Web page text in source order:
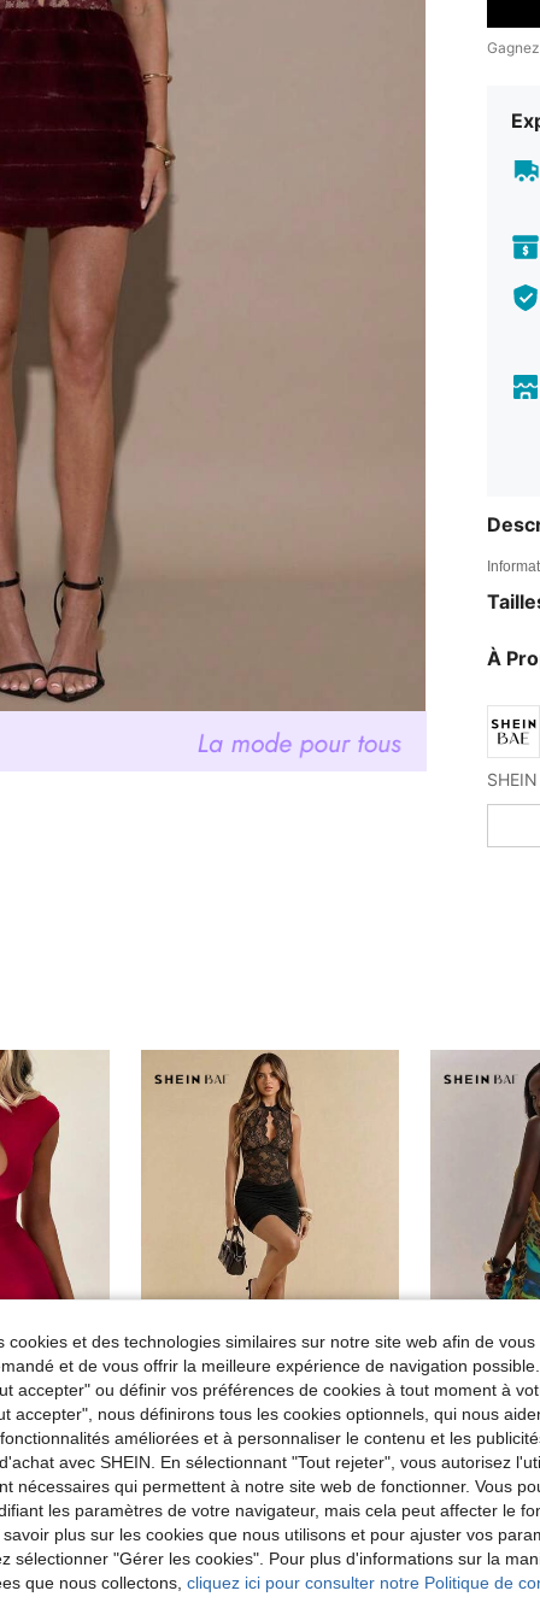
À
Store
DOUCIU Robe moulante à manches courtes, couleur unie, ajourée, style boîte de nuit
de Fête Robes courtes pour femmes
SHEIN BAE
SHEIN BAE Robe mini en dentelle noire pour femme, robe noire, robe élégante, robe de soirée, robe de vacances
9 restant
12,74€
Entrepôt UE SHEIN BAE
Dès12,86€
cookies et des technologies similaires sur notre site web afin de
et de vous offrir la meilleure expérience de navigation
accepter" ou définir vos préférences de cookies à tout moment à
accepter", nous définirons tous les cookies optionnels, qui nous
améliorées et à personnaliser le contenu et les
avec SHEIN. En sélectionnant "Tout rejeter", vous autorisez
nécessaires qui permettent à notre site web de fonctionner. Vous
les paramètres de votre navigateur, mais cela peut affecter le
plus sur les cookies que nous utilisons et pour ajuster vos
sélectionner "Gérer les cookies". Pour plus d'informations sur la
que nous collectons, cliquez ici pour consulter notre Politique de